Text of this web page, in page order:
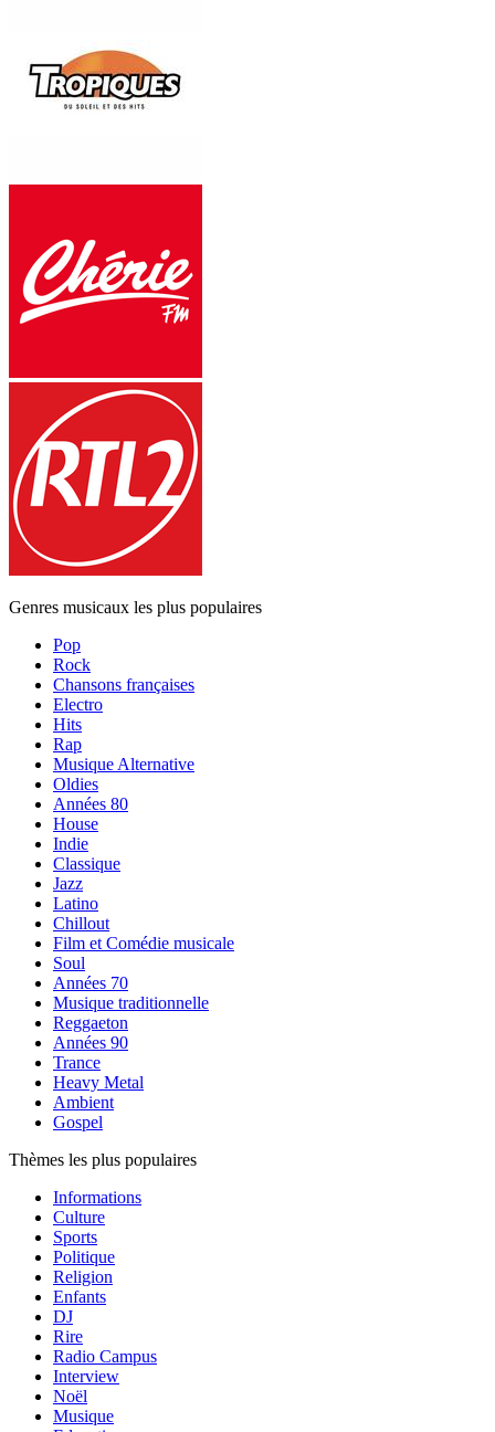
Genres musicaux les plus populaires
Pop
Rock
Chansons françaises
Electro
Hits
Rap
Musique Alternative
Oldies
Années 80
House
Indie
Classique
Jazz
Latino
Chillout
Film et Comédie musicale
Soul
Années 70
Musique traditionnelle
Reggaeton
Années 90
Trance
Heavy Metal
Ambient
Gospel
Thèmes les plus populaires
Informations
Culture
Sports
Politique
Religion
Enfants
DJ
Rire
Radio Campus
Interview
Noël
Musique